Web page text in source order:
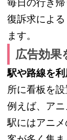
毎日の行き
復訴求によ
ます。
広告効果
駅や路線を
所に看板を設
例えば、ア
駅にはアニ